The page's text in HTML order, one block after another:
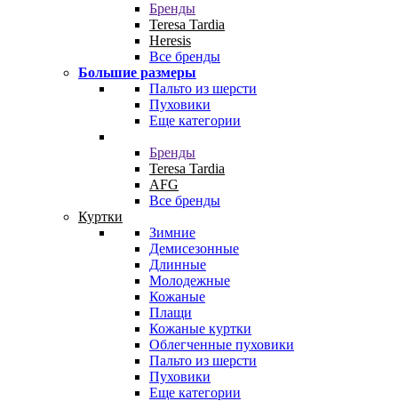
Бренды
Teresa Tardia
Heresis
Все бренды
Большие размеры
Пальто из шерсти
Пуховики
Еще категории
Бренды
Teresa Tardia
AFG
Все бренды
Куртки
Зимние
Демисезонные
Длинные
Молодежные
Кожаные
Плащи
Кожаные куртки
Облегченные пуховики
Пальто из шерсти
Пуховики
Еще категории